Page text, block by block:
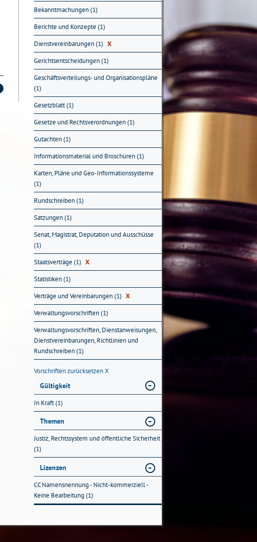
Bekanntmachungen (1)
Berichte und Konzepte (1)
Dienstvereinbarungen (1) X
Gerichtsentscheidungen (1)
Geschäftsverteilungs- und Organisationspläne
(1)
Gesetzblatt (1)
Gesetze und Rechtsverordnungen (1)
Gutachten (1)
Informationsmaterial und Broschüren (1)
Karten, Pläne und Geo-Informationssysteme
(1)
Rundschreiben (1)
Satzungen (1)
Senat, Magistrat, Deputation und Ausschüsse
(1)
Staatsverträge (1) X
Statistiken (1)
Verträge und Vereinbarungen (1) X
Verwaltungsvorschriften (1)
Verwaltungsvorschriften, Dienstanweisungen,
Dienstvereinbarungen, Richtlinien und
Rundschreiben (1)
Vorschriften zurücksetzenX
Gültigkeit
In Kraft (1)
Themen
Justiz, Rechtssystem und öffentliche Sicherheit
(1)
Lizenzen
CC Namensnennung - Nicht-kommerziell -
Keine Bearbeitung (1)